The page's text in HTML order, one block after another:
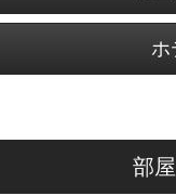
ホ
部